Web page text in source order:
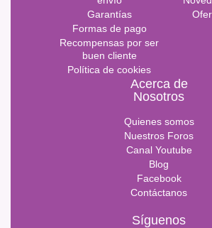
Garantías
Formas de pago
Recompensas por ser
buen cliente
Política de cookies
Acerca de
Nosotros
Quienes somos
Nuestros Foros
Canal Youtube
Blog
Facebook
Contáctanos
Síguenos